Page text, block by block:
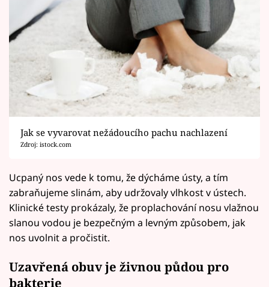
Jak se vyvarovat nežádoucího pachu nachlazení
Zdroj: istock.com
Ucpaný nos vede k tomu, že dýcháme ústy, a tím
zabraňujeme slinám, aby udržovaly vlhkost v ústech.
Klinické testy prokázaly, že proplachování nosu vlažnou
slanou vodou je bezpečným a levným způsobem, jak
nos uvolnit a pročistit.
Uzavřená obuv je živnou půdou pro
bakterie